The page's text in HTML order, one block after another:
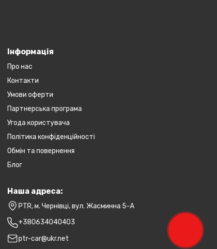
Інформація
Про нас
Контакти
Умови оферти
Партнерська програма
Угода користувача
Політика конфіденційності
Обмін та повернення
Блог
Наша адреса:
PTR, м. Чернівці, вул. Жасминна 5-А
+380634040403
ptr-car@ukr.net